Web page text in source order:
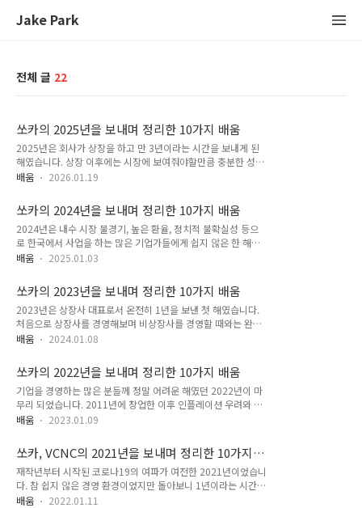
Jake Park
전체 글 22
쏘카의 2025년을 보내며 정리한 10가지 배움
2025년은 회사가 상장을 하고 만 3년이라는 시간을 보내게 된
해였습니다. 상장 이후에는 시장에 보여줘야할만큼 충분한 성과
를 보여주지 못해 개인적으로도 참 힘들고, 회사도 다시 한 번 신
돌아보면 잘한 것 보다 못 한 것이 더 많아 보이는 해였지만, 그
과정에서 배운점들을 차분하게 정리해보았습니다. 1. 매크로한
시장의 변화가 발생했을 때 빠른 대응이 중요하다. 2025년은 크
게 떨어진 소비심리지수와 함께 시작하였습니다. 시장의 전반적
인 소비심리가 위축되어 사람들은 지갑을 닫았고, 이로 인해 카
보다 저조한 시장의 수요 상황 때문에 적자가 커질 수밖에 없는
상황이었고 이런 상황을 그대로..
배움 2026.01.19
쏘카의 2024년을 보내며 정리한 10가지 배움
2024년은 내수 시장 불경기, 높은 환율, 정치적 불확실성 등으
로 한국에서 사업을 하는 많은 기업가들에게 쉽지 않은 한 해였
습니다. 저희 회사 역시 2023년말에 선언한 쏘카 2.0 전략 이후
1년이었습니다. 이 전략을 실행하고 어려운 시장 환경을 극복해
가며 배웠던 점들을 하나씩 곱씹어봤습니다. 1. 기업의 체질 개
선을 위해서는 인고의 시간이 필수적이다. 저희 회사는 2023년
에 기업의 펀더멘탈을 강화하여 구조적 변화를 만들 수 있는 방
법으로 쏘카 2.0 전략을 선언했습니다. 1년의 시간 동안 차량
해 집중적인 투자를 하여 적자를 감내하고, 그 이후에는 구조적
인..
배움 2025.01.03
쏘카의 2023년을 보내며 정리한 10가지 배움
2023년은 상장사 대표로서 온전히 1년을 보낸 첫 해였습니다.
처음으로 상장사를 경영해보며 비상장사를 경영할 때와는 완전
히 다른 경험을 하게 되었고, 이 과정에서 많이 깨지고 배우는 과
이유를 시장에 설명해야 한다. 2023년은 한 해 전체를 상장사로
보낸 첫해였습니다. 비상장사를 10여년 이상 경영해왔지만 상장
사 경영은 처음이라 새롭게 적응해야되는 부분이 많이 있었습니
다. 첫 번째 다른 점은 3개월 주기의 실적 공시였습니다. 과거에
는 1년에 한 번 실적을 간략히 공시하고 소수의 투자자들을 포함
이었다면, 상장사가 된 이후에는 3개월에 한 번씩 실적에 대한
자세한 공시를 하고 소액주..
배움 2024.01.08
쏘카의 2022년을 보내며 정리한 10가지 배움
기업을 경영하는 많은 분들께 정말 어려운 해였던 2022년이 마
무리 되었습니다. 2011년에 창업한 이후 인플레이션 우려와 이
렇게 가파른 금리 상승을 경험해본 적이 없기 때문에, 대응을 하
스터 타는 것 같은 기분을 선사한 2022년을 돌아보았습니다. 1.
시장의 큰 변화가 감지되면 사업계획을 빠른 속도로 전환해야 한
다. 2021년까지는 말 그대로 유동성의 시대였습니다. 코로나19
로 인해 양적 완화를 하며 유동성이 매우 크게 증가했고, 이 때문
에 성장이 우선시되고 자산 가치가 크게 오르던 시기였습니다.
배움 2023.01.09
쏘카, VCNC의 2021년을 보내며 정리한 10가지
배움
재작년부터 시작된 코로나19의 여파가 여전한 2021년이었습니
다. 참 쉽지 않은 경영 환경이었지만 돌아보니 1년이라는 시간이
참 빠르게 흘렀네요. 매년 쉽지 않았다는 말로 글을 시작하는게
배움 2022.01.11